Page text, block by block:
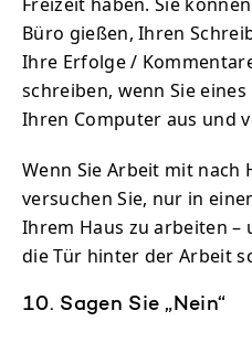
Büro gießen, Ihren
Ihre Erfolge /
schreiben, wenn Sie
Ihren Computer aus und
Wenn Sie Arbeit mit nach
versuchen Sie, nur in
Ihrem Haus zu arbeiten –
die Tür hinter der Arbeit
10. Sagen Sie „Nein“